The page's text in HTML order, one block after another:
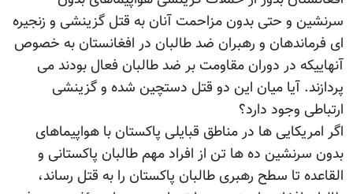
سرنشین و حتی بدون مزاحمت آنان به قتل گزینشی و زنجیره
ای فرماندهان و رهبران ضد طالبان در افغانستان به خصوص
آنهاییکه در دوران مقاومت بر ضد طالبان فعال بودند می
پردازند. آیا میان این دو قتل دستچین شده و گزینشی
ارتباطی وجود دارد؟
اگر امریکایی ها در مناطق قبایلی پاکستان با هواپیماهای
بدون سرنشین ده ها تن از افراد مهم طالبان پاکستانی و
القاعده تا سطح رهبری طالبان پاکستان را به قتل رساند،